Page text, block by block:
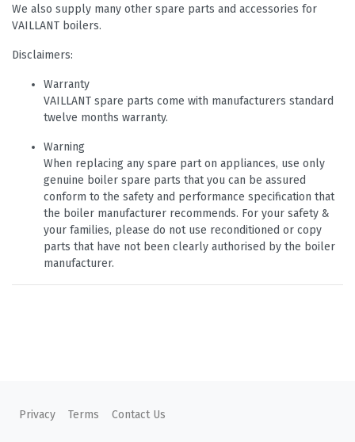
We also supply many other spare parts and accessories for
VAILLANT boilers.
Disclaimers:
Warranty
VAILLANT spare parts come with manufacturers standard
twelve months warranty.
Warning
When replacing any spare part on appliances, use only
genuine boiler spare parts that you can be assured
conform to the safety and performance specification that
the boiler manufacturer recommends. For your safety &
your families, please do not use reconditioned or copy
parts that have not been clearly authorised by the boiler
manufacturer.
Privacy Terms Contact Us